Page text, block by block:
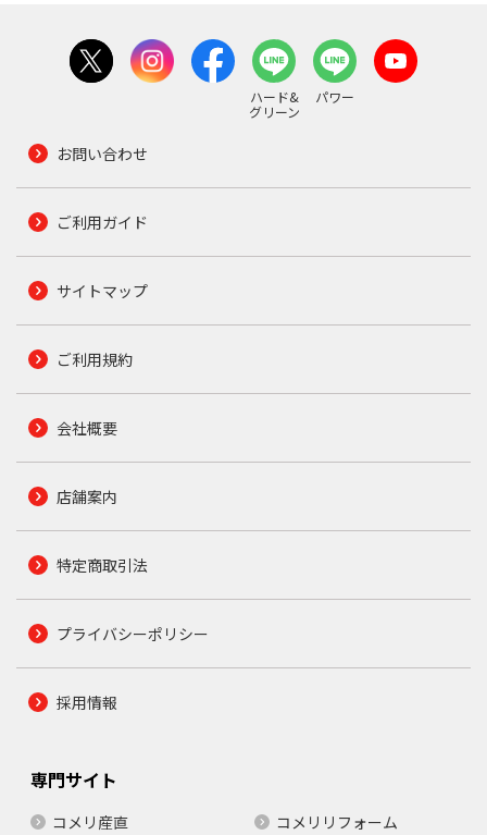
ハード&
グリーン
パワー
お問い合わせ
ご利用ガイド
サイトマップ
ご利用規約
会社概要
店舗案内
特定商取引法
プライバシーポリシー
採用情報
専門サイト
コメリ産直 コメリリフォーム